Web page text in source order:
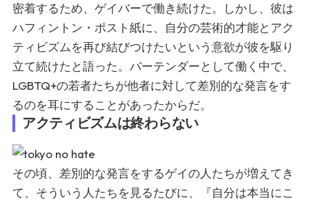
密着するため、ゲイバーで働き続けた。しかし、彼は
ハフィントン・ポスト紙に、自分の芸術的才能とアク
ティビズムを再び結びつけたいという意欲が彼を駆り
立て続けたと語った。バーテンダーとして働く中で、
LGBTQ+の若者たちが他者に対して差別的な発言をす
るのを耳にすることがあったからだ。
アクティビズムは終わらない
その頃、差別的な発言をするゲイの人たちが増えてき
て、そういう人たちを見るたびに、『自分は本当にこ